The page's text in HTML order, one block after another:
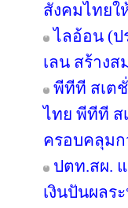
สังคมไทยใ
ไลอ้อน (ป
เลน สร้าง
พีทีที สเตชั่
ไทย พีทีที ส
ครอบคลุมก
ปตท.สผ.
เงินปันผลร